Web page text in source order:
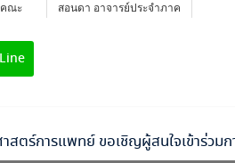
คณะ
สอนดา อาจารย์ประจำภาค
Line
ตร์การแพทย์ ขอเชิญผู้สนใจเข้าร่วมก